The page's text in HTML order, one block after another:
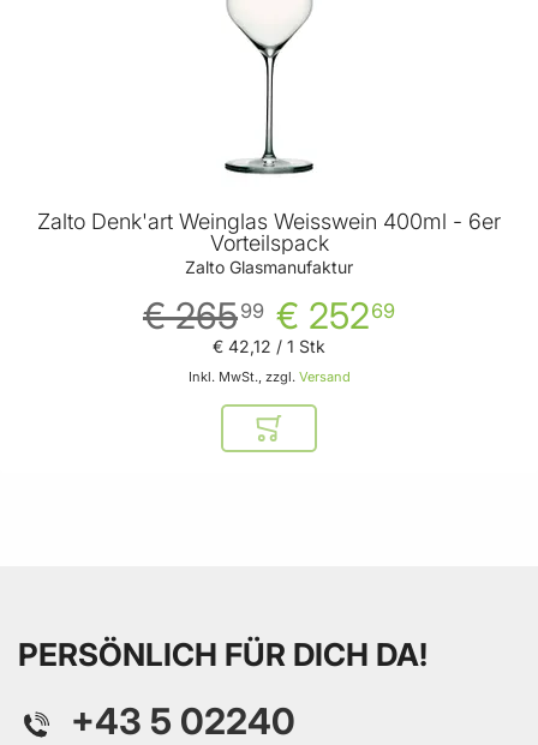
Zalto Denk'art Weinglas Weisswein 400ml - 6er
Vorteilspack
Zalto Glasmanufaktur
€ 25269
€ 26599
Inkl. MwSt., zzgl. Versand
€ 42,12 / 1 Stk
In den Warenkorb
PERSÖNLICH FÜR DICH DA!
+43 5 02240